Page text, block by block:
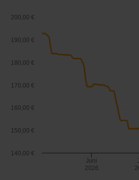
Juni
2026
140,00 €
150,00 €
160,00 €
170,00 €
180,00 €
190,00 €
200,00 €